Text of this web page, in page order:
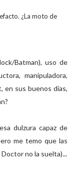
¿La moto de
Batman), uso de
manipuladora,
en sus buenos días,
dulzura capaz de
me temo que las
no la suelta)...